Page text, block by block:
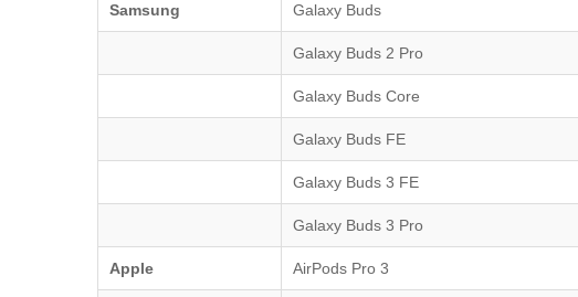
Samsung Galaxy Buds
Galaxy Buds 2 Pro
Galaxy Buds Core
Galaxy Buds FE
Galaxy Buds 3 FE
Galaxy Buds 3 Pro
Apple AirPods Pro 3